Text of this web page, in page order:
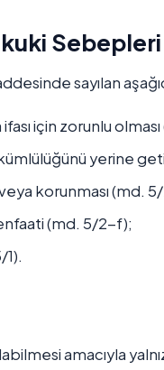
Sebepleri
sayılan
için zorunlu
yerine
veya korunması (md.
(md. 5/2-f);
1).
amacıyla